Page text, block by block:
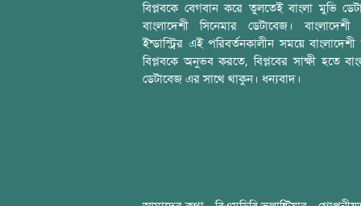
বিপ্লবকে বেগবান করে তুলতেই বাংলা মুভি
বাংলাদেশী সিনেমার ডেটাবেজ। বাংলাদেশী
ইন্ডাস্ট্রির এই পরিবর্তনকালীন সময়ে বাংলাদেশী
বিপ্লবকে অনুভব করতে, বিপ্লবের সাক্ষী হতে
ডেটাবেজ এর সাথে থাকুন। ধন্যবাদ।